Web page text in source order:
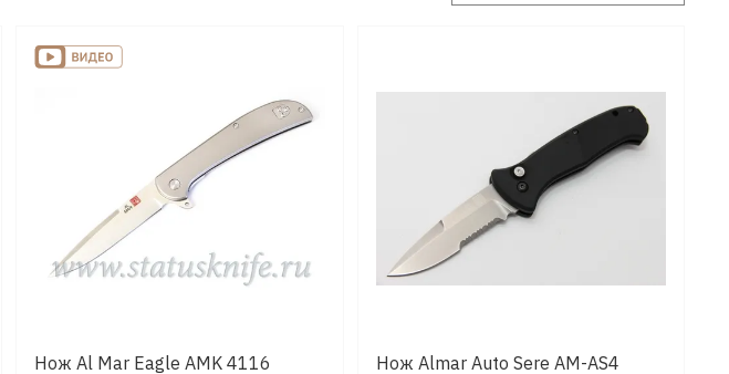
Нож Al Mar Eagle AMK 4116 Нож Almar Auto Sere AM-AS4